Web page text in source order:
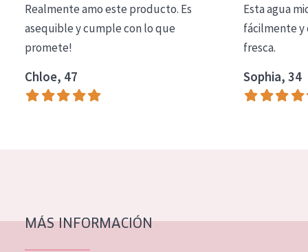
Piel menopáusica
EDAD
Todas las edades
Realmente amo este producto. Es
asequible y cumple con lo que
promete!
Chloe, 47
Esta agua
fácilmente y
fresca.
Sophia, 34
MÁS INFORMACIÓN